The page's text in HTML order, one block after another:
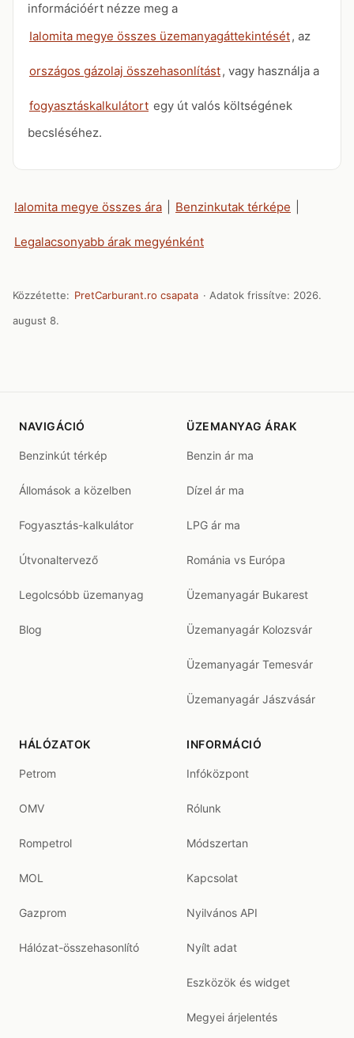
információért nézze meg a
Ialomita megye összes üzemanyagáttekintését, az
országos gázolaj összehasonlítást, vagy használja a
fogyasztáskalkulátort egy út valós költségének
becsléséhez.
Ialomita megye összes ára Benzinkutak térképe
Legalacsonyabb árak megyénként
Közzétette: PretCarburant.ro csapata · Adatok frissítve: 2026.
august 8.
NAVIGÁCIÓ
Benzinkút térkép
Állomások a közelben
Fogyasztás-kalkulátor
Útvonaltervező
Legolcsóbb üzemanyag
Blog
ÜZEMANYAG ÁRAK
Benzin ár ma
Dízel ár ma
LPG ár ma
Románia vs Európa
Üzemanyagár Bukarest
Üzemanyagár Kolozsvár
Üzemanyagár Temesvár
Üzemanyagár Jászvásár
HÁLÓZATOK
Petrom
OMV
Rompetrol
MOL
Gazprom
Hálózat-összehasonlító
INFORMÁCIÓ
Infóközpont
Rólunk
Módszertan
Kapcsolat
Nyilvános API
Nyílt adat
Eszközök és widget
Megyei árjelentés